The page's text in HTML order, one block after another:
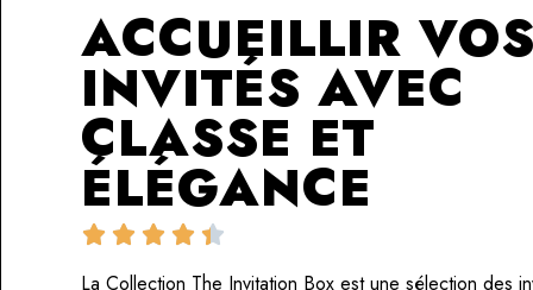
ACCUEILLIR VOS
INVITÉS AVEC
CLASSE ET
ÉLÉGANCE
    
La Collection The Invitation Box est une sélection des